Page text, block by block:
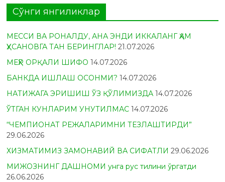
Сўнги янгиликлар
МЕССИ ВА РОНАЛДУ, АНА ЭНДИ ИККАЛАНГ ҲАМ
ҲУСАНОВГА ТАН БЕРИНГЛАР! 21.07.2026
МЕҲР ОРҚАЛИ ШИФО 14.07.2026
БАНКДА ИШЛАШ ОСОНМИ? 14.07.2026
НАТИЖАГА ЭРИШИШ ЎЗ ҚЎЛИМИЗДА 14.07.2026
ЎТГАН КУНЛАРИМ УНУТИЛМАС 14.07.2026
“ЧЕМПИОНАТ РЕЖАЛАРИМНИ ТЕЗЛАШТИРДИ”
29.06.2026
ХИЗМАТИМИЗ ЗАМОНАВИЙ ВА СИФАТЛИ 29.06.2026
МИЖОЗНИНГ ДАШНОМИ унга рус тилини ўргатди
26.06.2026